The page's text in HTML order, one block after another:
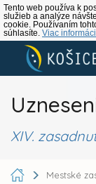
Tento web používa k
služieb a analýze
cookie. Používaním
súhlasíte. Viac
XIV.
Mestské